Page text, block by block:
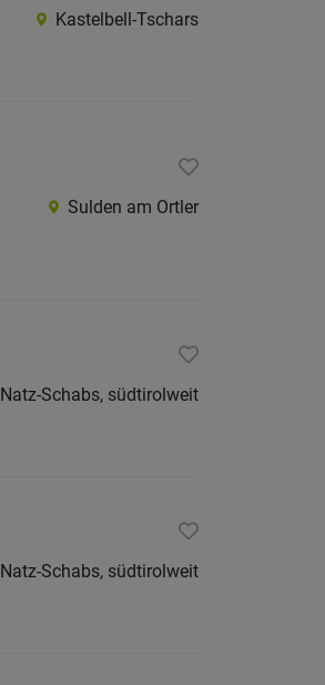
Kastelbell-Tschars
Sulden am Ortler
Natz-Schabs, südtirolweit
Natz-Schabs, südtirolweit